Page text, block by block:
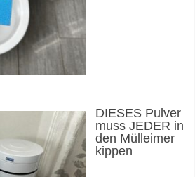
DIESES Pulver
muss JEDER in
den Mülleimer
kippen